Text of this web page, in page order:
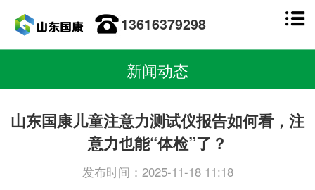
13616379298
新闻动态
山东国康儿童注意力测试仪报告如何看，注
意力也能“体检”了？
发布时间：2025-11-18 11:18